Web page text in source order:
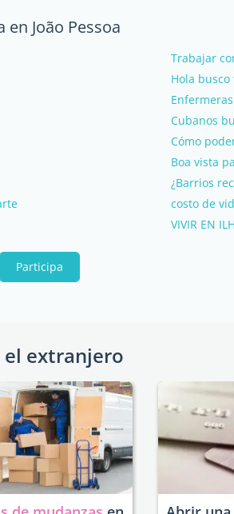
João Pessoa
Trabajar
Hola
Cubanos
Cómo
Boa vista
¿Barrios
costo de
VIVIR EN
Participa
el extranjero